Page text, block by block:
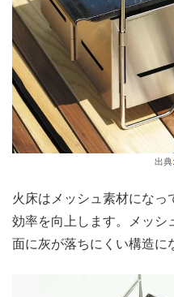
出典:
火床はメッシュ素材になっ
効率を向上します。メッシ
面に灰が落ちにくい構造に